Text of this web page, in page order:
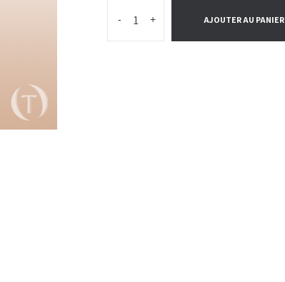
- + AJOUTER AU PANIER